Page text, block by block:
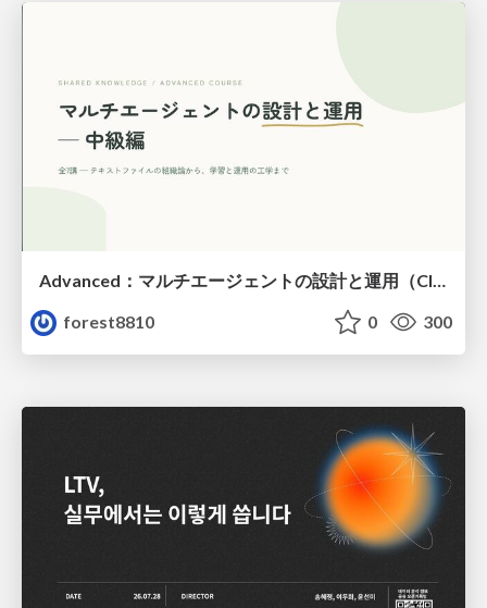
Advanced：マルチエージェントの設計と運用（Claude Code）
forest8810
0 300